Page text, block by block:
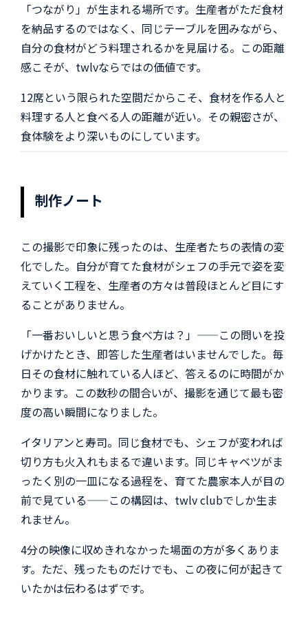
「つながり」が生まれる場所です。生産者がただ食材
を納品するのではなく、同じテーブルを囲みながら、
自分の食材がどう料理されるかを見届ける。この距離
感こそが、twlvならではの価値です。
12席という限られた空間だからこそ、食材を作る人と
料理する人と食べる人の距離が近い。その親密さが、
食体験をより深いものにしています。
制作ノート
この撮影で印象に残ったのは、生産者たちの表情の変
化でした。自分が育てた食材がシェフの手元で姿を変
えていく工程を、生産者の方々は普段ほとんど目にす
ることがありません。
「一番おいしいと思う食べ方は？」——この問いを投
げかけたとき、即答した生産者はいませんでした。毎
日その食材に触れている人ほど、答えるのに時間がか
かります。この数秒の間合いが、撮影を通じて最も密
度の高い瞬間になりました。
イタリアンと寿司。同じ食材でも、シェフが変われば
切り方も火入れもまるで違います。同じキャベツがま
ったく別の一皿になる過程を、育てた農家本人が目の
前で見ている——この構図は、twlv clubでしか生ま
れません。
4分の映像に収めきれなかった場面の方が多くありま
す。ただ、残ったものだけでも、この夜に何が起きて
いたかは伝わるはずです。